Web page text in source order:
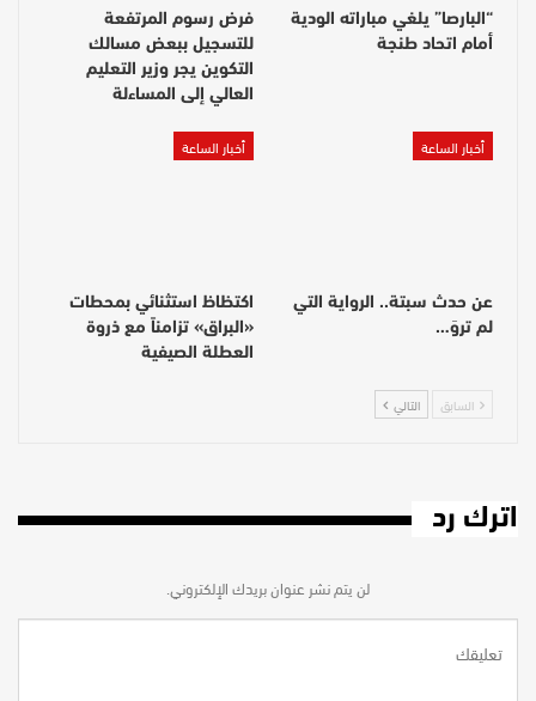
“البارصا” يلغي مباراته الودية
أمام اتحاد طنجة
فرض رسوم المرتفعة
للتسجيل ببعض مسالك
التكوين يجر وزير التعليم
العالي إلى المساءلة
أخبار الساعة
عن حدث سبتة.. الرواية التي
لم تروَ…
أخبار الساعة
اكتظاظ استثنائي بمحطات
«البراق» تزامناً مع ذروة
العطلة الصيفية
السابق التالي
اترك رد
لن يتم نشر عنوان بريدك الإلكتروني.